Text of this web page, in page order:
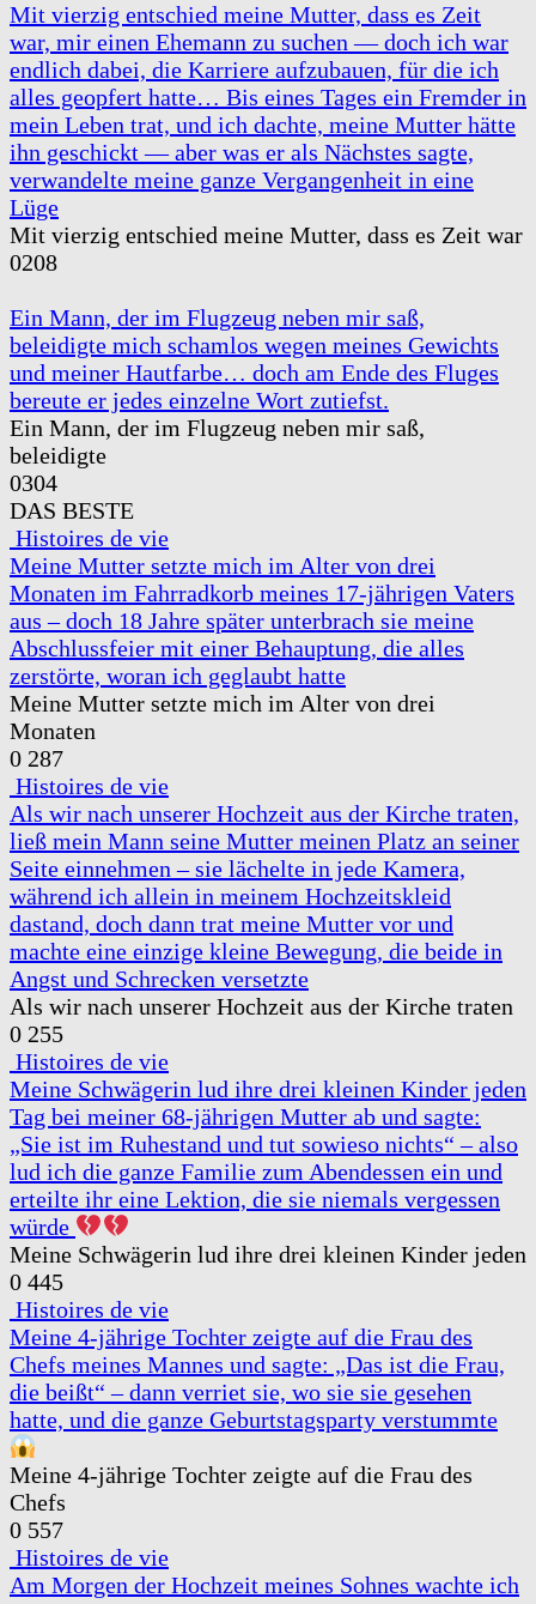
Mit vierzig entschied meine Mutter, dass es Zeit
war, mir einen Ehemann zu suchen — doch ich war
endlich dabei, die Karriere aufzubauen, für die ich
alles geopfert hatte… Bis eines Tages ein Fremder in
mein Leben trat, und ich dachte, meine Mutter hätte
ihn geschickt — aber was er als Nächstes sagte,
verwandelte meine ganze Vergangenheit in eine
Lüge
Mit vierzig entschied meine Mutter, dass es Zeit war
0208
Ein Mann, der im Flugzeug neben mir saß,
beleidigte mich schamlos wegen meines Gewichts
und meiner Hautfarbe… doch am Ende des Fluges
bereute er jedes einzelne Wort zutiefst.
Ein Mann, der im Flugzeug neben mir saß,
beleidigte
0304
DAS BESTE
Histoires de vie
Meine Mutter setzte mich im Alter von drei
Monaten im Fahrradkorb meines 17-jährigen Vaters
aus – doch 18 Jahre später unterbrach sie meine
Abschlussfeier mit einer Behauptung, die alles
zerstörte, woran ich geglaubt hatte
Meine Mutter setzte mich im Alter von drei
Monaten
0 287
Histoires de vie
Als wir nach unserer Hochzeit aus der Kirche traten,
ließ mein Mann seine Mutter meinen Platz an seiner
Seite einnehmen – sie lächelte in jede Kamera,
während ich allein in meinem Hochzeitskleid
dastand, doch dann trat meine Mutter vor und
machte eine einzige kleine Bewegung, die beide in
Angst und Schrecken versetzte
Als wir nach unserer Hochzeit aus der Kirche traten
0 255
Histoires de vie
Meine Schwägerin lud ihre drei kleinen Kinder jeden
Tag bei meiner 68-jährigen Mutter ab und sagte:
„Sie ist im Ruhestand und tut sowieso nichts“ – also
lud ich die ganze Familie zum Abendessen ein und
erteilte ihr eine Lektion, die sie niemals vergessen
würde
Meine Schwägerin lud ihre drei kleinen Kinder jeden
0 445
Histoires de vie
Meine 4-jährige Tochter zeigte auf die Frau des
Chefs meines Mannes und sagte: „Das ist die Frau,
die beißt“ – dann verriet sie, wo sie sie gesehen
hatte, und die ganze Geburtstagsparty verstummte
Meine 4-jährige Tochter zeigte auf die Frau des
Chefs
0 557
Histoires de vie
Am Morgen der Hochzeit meines Sohnes wachte ich